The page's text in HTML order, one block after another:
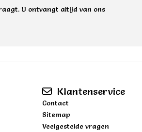
U ontvangt altijd van ons
Klantenservice
Contact
Sitemap
Veelgestelde vragen